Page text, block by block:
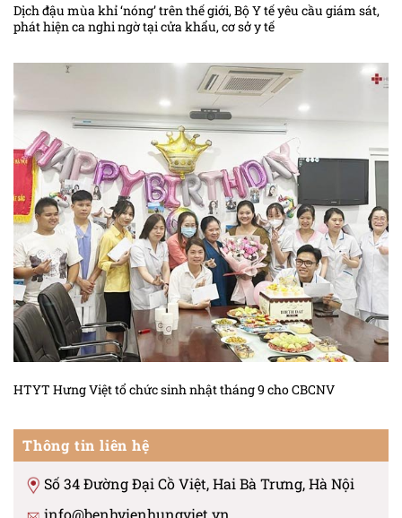
Dịch đậu mùa khỉ ‘nóng’ trên thế giới, Bộ Y tế yêu cầu giám sát,
phát hiện ca nghi ngờ tại cửa khẩu, cơ sở y tế
HTYT Hưng Việt tổ chức sinh nhật tháng 9 cho CBCNV
Thông tin liên hệ
Số 34 Đường Đại Cồ Việt, Hai Bà Trưng, Hà Nội